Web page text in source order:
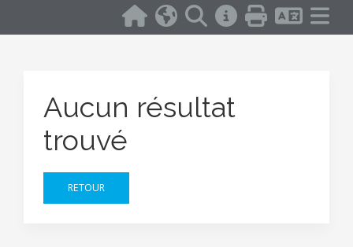
Aucun résultat
trouvé
RETOUR